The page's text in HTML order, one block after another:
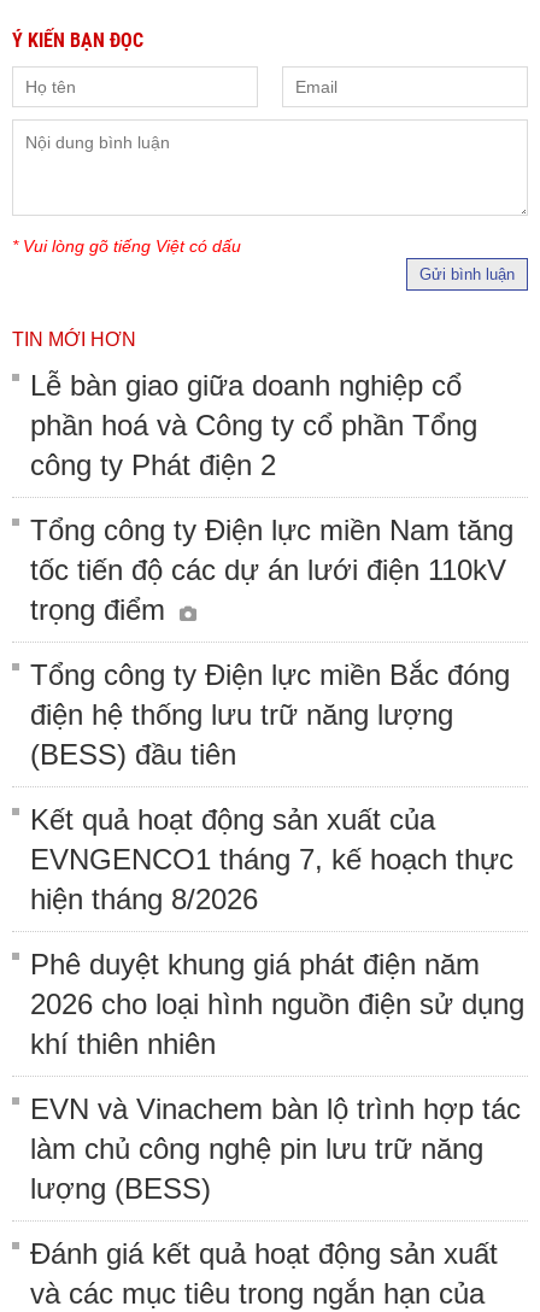
Ý KIẾN BẠN ĐỌC
* Vui lòng gõ tiếng Việt có dấu
Gửi bình luận
TIN MỚI HƠN
Lễ bàn giao giữa doanh nghiệp cổ
phần hoá và Công ty cổ phần Tổng
công ty Phát điện 2
Tổng công ty Điện lực miền Nam tăng
tốc tiến độ các dự án lưới điện 110kV
trọng điểm
Tổng công ty Điện lực miền Bắc đóng
điện hệ thống lưu trữ năng lượng
(BESS) đầu tiên
Kết quả hoạt động sản xuất của
EVNGENCO1 tháng 7, kế hoạch thực
hiện tháng 8/2026
Phê duyệt khung giá phát điện năm
2026 cho loại hình nguồn điện sử dụng
khí thiên nhiên
EVN và Vinachem bàn lộ trình hợp tác
làm chủ công nghệ pin lưu trữ năng
lượng (BESS)
Đánh giá kết quả hoạt động sản xuất
và các mục tiêu trong ngắn hạn của